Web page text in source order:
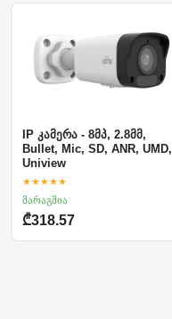
IP კამერა - 8მპ, 2.8მმ,
Bullet, Mic, SD, ANR, UMD,
Uniview
★★★★★
მარაგშია
₾318.57